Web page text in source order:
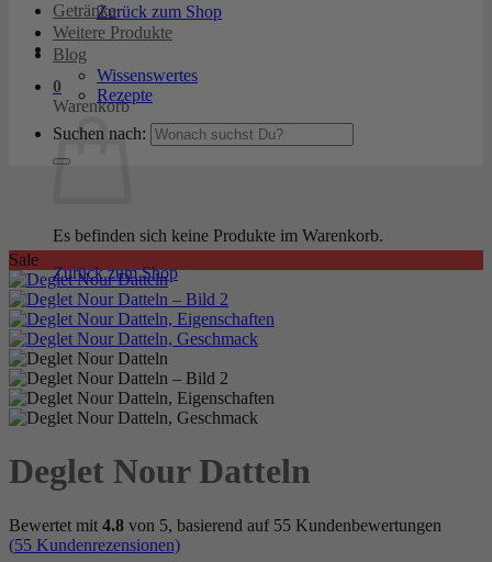
Zurück zum Shop
0
Warenkorb
Es befinden sich keine Produkte im Warenkorb.
Zurück zum Shop
Getränke
Weitere Produkte
Blog
Wissenswertes
Rezepte
Suchen nach:
Sale
Deglet Nour Datteln
Bewertet mit 4.8 von 5, basierend auf 55 Kundenbewertungen
(55 Kundenrezensionen)